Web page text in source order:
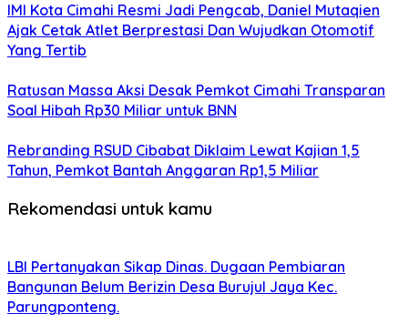
IMI Kota Cimahi Resmi Jadi Pengcab, Daniel Mutaqien
Ajak Cetak Atlet Berprestasi Dan Wujudkan Otomotif
Yang Tertib
Ratusan Massa Aksi Desak Pemkot Cimahi Transparan
Soal Hibah Rp30 Miliar untuk BNN
Rebranding RSUD Cibabat Diklaim Lewat Kajian 1,5
Tahun, Pemkot Bantah Anggaran Rp1,5 Miliar
Rekomendasi untuk kamu
LBI Pertanyakan Sikap Dinas. Dugaan Pembiaran
Bangunan Belum Berizin Desa Burujul Jaya Kec.
Parungponteng.